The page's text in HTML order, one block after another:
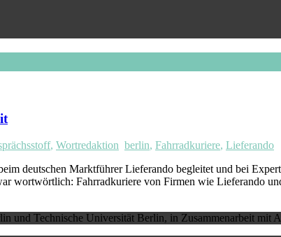
, Wortredaktion berlin, Fahrradkuriere, Lieferando
deutschen Marktführer Lieferando begleitet und bei
wortwörtlich: Fahrradkuriere von Firmen wie Lieferando
und Technische Universität Berlin, in Zusammenarbeit